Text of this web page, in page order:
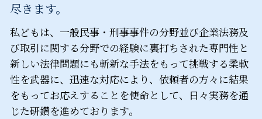
尽きます。
私どもは、一般民事・刑事事件の分野並び企業法務及
び取引に関する分野での経験に裏打ちされた専門性と
新しい法律問題にも斬新な手法をもって挑戦する柔軟
性を武器に、迅速な対応により、依頼者の方々に結果
をもってお応えすることを使命として、日々実務を通
じた研鑽を進めております。